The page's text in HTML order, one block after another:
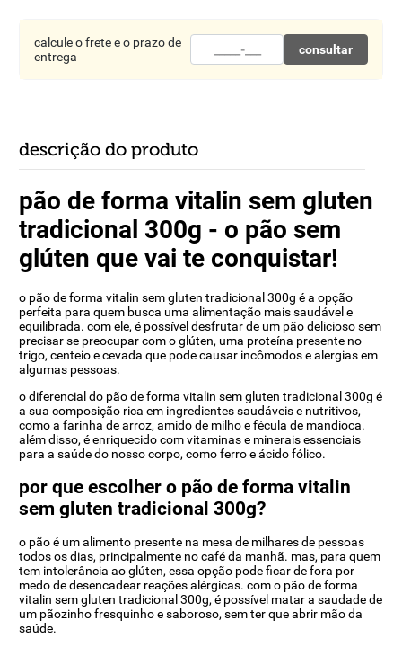
calcule o frete e o prazo de
entrega
consultar
descrição do produto
pão de forma vitalin sem gluten
tradicional 300g - o pão sem
glúten que vai te conquistar!
o pão de forma vitalin sem gluten tradicional 300g é a opção
perfeita para quem busca uma alimentação mais saudável e
equilibrada. com ele, é possível desfrutar de um pão delicioso sem
precisar se preocupar com o glúten, uma proteína presente no
trigo, centeio e cevada que pode causar incômodos e alergias em
algumas pessoas.
o diferencial do pão de forma vitalin sem gluten tradicional 300g é
a sua composição rica em ingredientes saudáveis e nutritivos,
como a farinha de arroz, amido de milho e fécula de mandioca.
além disso, é enriquecido com vitaminas e minerais essenciais
para a saúde do nosso corpo, como ferro e ácido fólico.
por que escolher o pão de forma vitalin
sem gluten tradicional 300g?
o pão é um alimento presente na mesa de milhares de pessoas
todos os dias, principalmente no café da manhã. mas, para quem
tem intolerância ao glúten, essa opção pode ficar de fora por
medo de desencadear reações alérgicas. com o pão de forma
vitalin sem gluten tradicional 300g, é possível matar a saudade de
um pãozinho fresquinho e saboroso, sem ter que abrir mão da
saúde.